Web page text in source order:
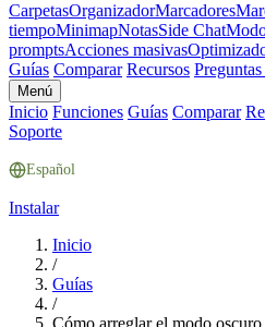
CarpetasOrganizadorMarcadores
tiempoMinimapNotasSide Chat
promptsAcciones masivas
Guías Comparar Recursos
Menú
Inicio Funciones Guías Comparar
Soporte
Español
Instalar
Inicio
/
Guías
/
Cómo arreglar el modo